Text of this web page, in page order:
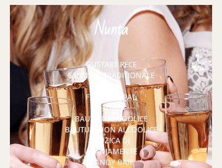
Nunta
GUSTARE RECE
SARMALE TRADITIONALE
PESTE
FEL PRINCIPAL
TORT
BAUTURI ALCOOLICE
BAUTURI NON ALCOOLICE
MUZICA DJ
ARANJAMENTE
CANDY BAR